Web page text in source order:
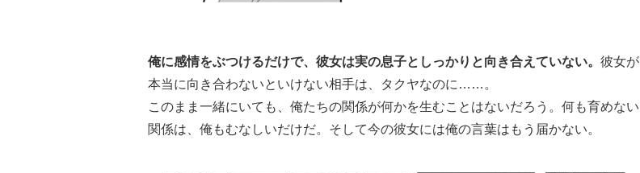
俺に感情をぶつけるだけで、彼女は実の息子としっかりと向き合えていない。 彼女が
本当に向き合わないといけない相手は、タクヤなのに……。
このまま一緒にいても、俺たちの関係が何かを生むことはないだろう。何も育めない
関係は、俺もむなしいだけだ。そして今の彼女には俺の言葉はもう届かない。